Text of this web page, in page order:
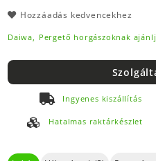
Hozzáadás kedvencekhez
Daiwa, Pergető horgászoknak
Ingyenes kiszállítás
Hatalmas raktárkészlet